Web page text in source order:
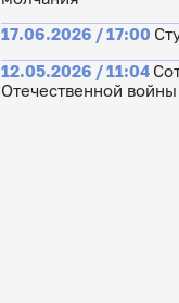
17.06.2026 / 17:00
12.05.2026 / 11:04
Отечественной войны